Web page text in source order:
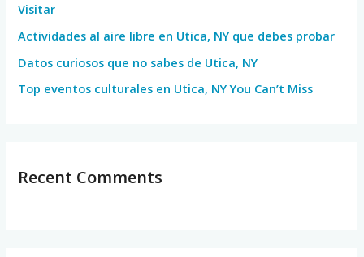
r
:
Visitar
Actividades al aire libre en Utica, NY que debes probar
Datos curiosos que no sabes de Utica, NY
Top eventos culturales en Utica, NY You Can’t Miss
Recent Comments